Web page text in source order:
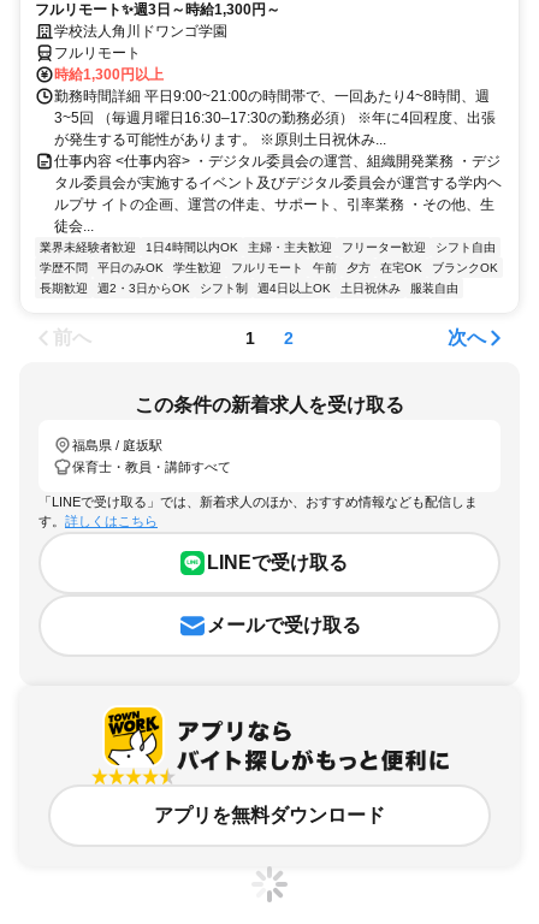
フルリモート✨週3日～時給1,300円～
学校法人角川ドワンゴ学園
フルリモート
時給1,300円以上
勤務時間詳細 平日9:00~21:00の時間帯で、一回あたり4~8時間、週
3~5回 （毎週月曜日16:30‒17:30の勤務必須） ※年に4回程度、出張
が発生する可能性があります。 ※原則土日祝休み...
仕事内容 <仕事内容> ・デジタル委員会の運営、組織開発業務 ・デジ
タル委員会が実施するイベント及びデジタル委員会が運営する学内ヘ
ルプサ イトの企画、運営の伴走、サポート、引率業務 ・その他、生
徒会...
業界未経験者歓迎 1日4時間以内OK 主婦・主夫歓迎 フリーター歓迎
シフト自由
学歴不問
平日のみOK 学生歓迎 フルリモート 午前 夕方 在宅OK
ブランクOK
長期歓迎
週2・3日からOK シフト制 週4日以上OK 土日祝休み 服装自由
前へ 1 2 次へ
この条件の新着求人を受け取る
福島県 / 庭坂駅
保育士・教員・講師すべて
「LINEで受け取る」では、新着求人のほか、おすすめ情報なども配信しま
す。 詳しくはこちら
LINEで受け取る
メールで受け取る
アプリを無料ダウンロード